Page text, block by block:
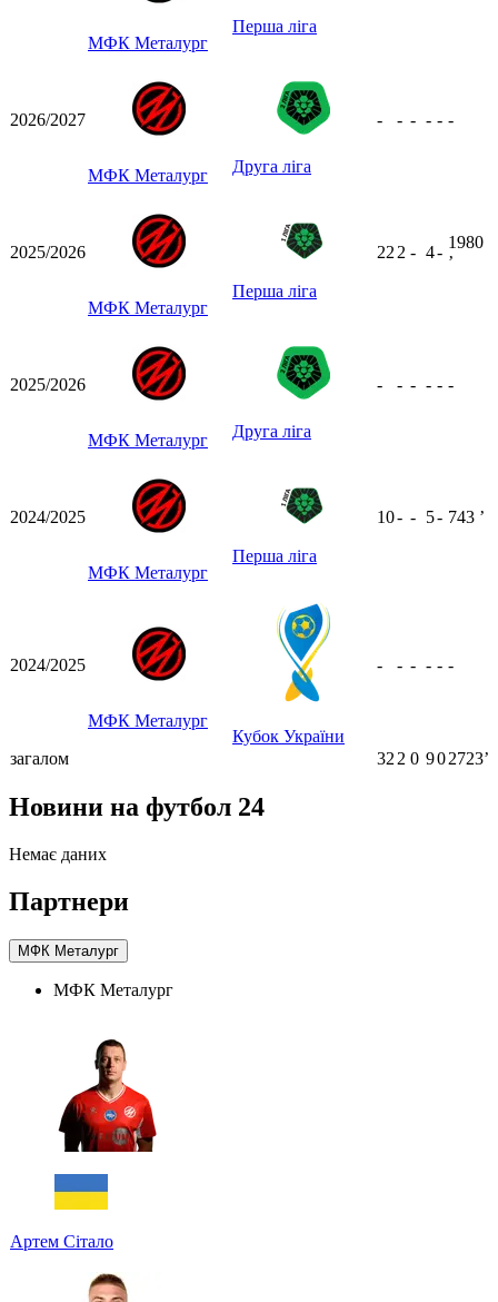
МФК Металург
Перша ліга
2026/2027
МФК Металург Друга ліга
- - - - - -
2025/2026
МФК Металург
Перша ліга
22 2 - 4-
1980
ʼ
2025/2026
МФК Металург Друга ліга
- - - - - -
2024/2025
МФК Металург
Перша ліга
10- - 5- 743 ʼ
2024/2025
МФК Металург
Кубок України
- - - - - -
загалом 32 2 0 902723ʼ
Новини на футбол 24
Немає даних
Партнери
МФК Металург
МФК Металург
Артем Сітало